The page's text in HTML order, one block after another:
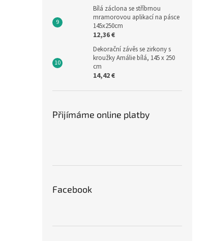
Bílá záclona se stříbrnou
mramorovou aplikací na pásce
145x250cm
12,36 €
Dekorační závěs se zirkony s
kroužky Amálie bílá, 145 x 250
cm
14,42 €
Přijímáme online platby
Facebook